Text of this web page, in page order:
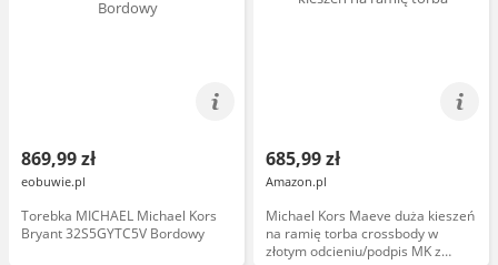
869,99 zł
eobuwie.pl
Torebka MICHAEL Michael Kors
Bryant 32S5GYTC5V Bordowy
685,99 zł
Amazon.pl
Michael Kors Maeve duża kieszeń
na ramię torba crossbody w
złotym odcieniu/podpis MK z